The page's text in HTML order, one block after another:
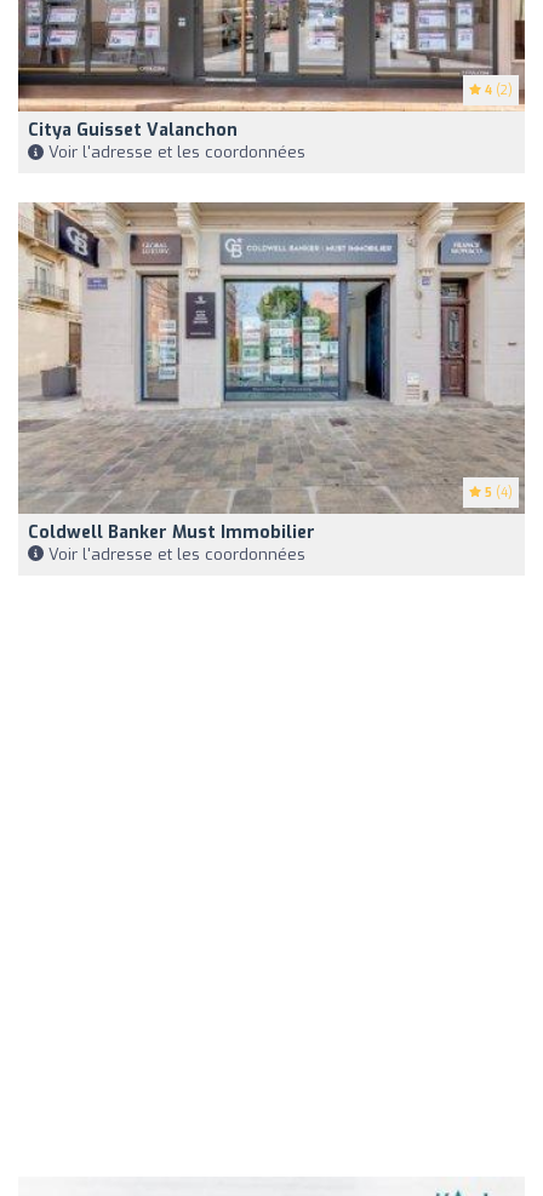
4 (2)
Citya Guisset Valanchon
Voir l'adresse et les coordonnées
5 (4)
Coldwell Banker Must Immobilier
Voir l'adresse et les coordonnées